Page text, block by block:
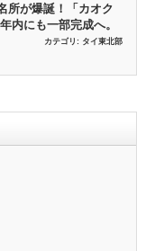
所が爆誕！「カオク
内にも一部完成へ。
カテゴリ: タイ東北部